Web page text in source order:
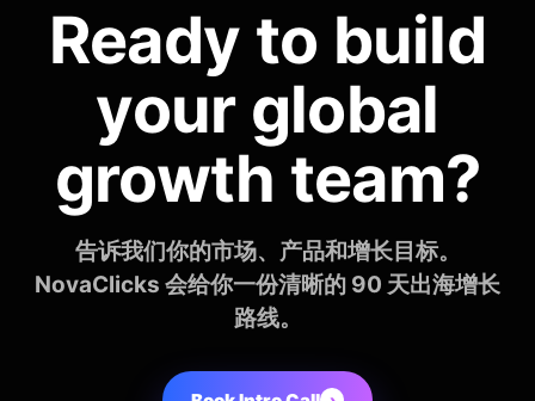
Ready to build
your global
growth team?
告诉我们你的市场、产品和增长目标。
NovaClicks 会给你一份清晰的 90 天出海增长
路线。